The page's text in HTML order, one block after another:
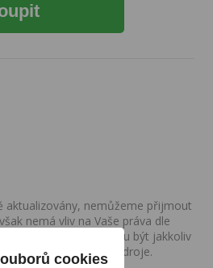
aktualizovány, nemůžeme přijmout
nemá vliv na Vaše práva dle
použití a nemohou být jakkoliv
řádného uvedení zdroje.
cookies